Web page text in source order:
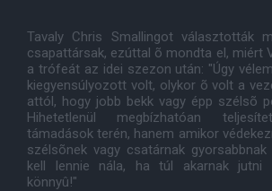
Tavaly Chris Smallingot választották
csapattársak, ezúttal õ mondta el, miért
a trófeát az idei szezon után: "Úgy
kiegyensúlyozott volt, olykor õ volt a
attól, hogy jobb bekk vagy épp szélsõ
Hihetetlenül megbízhatóan
támadások terén, hanem amikor
szélsõnek vagy csatárnak
kell lennie nála, ha túl akarnak jutni
könnyû!"